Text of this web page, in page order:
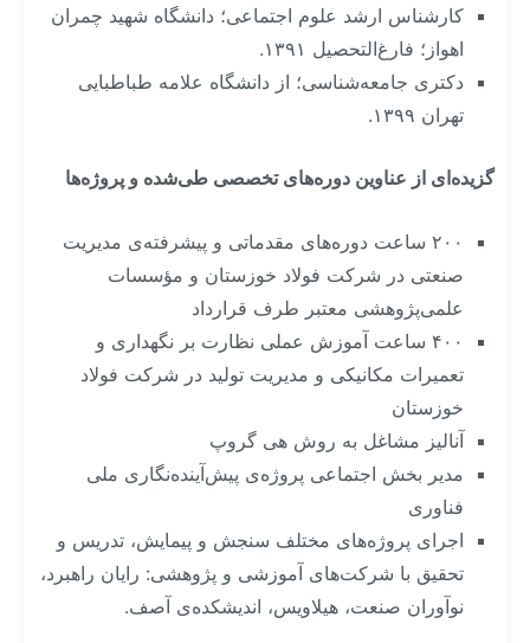
کارشناس ارشد علوم اجتماعی؛ دانشگاه شهید چمران
اهواز؛ فارغ‌التحصیل ۱۳۹۱.
دکتری جامعه‌شناسی؛ از دانشگاه علامه طباطبایی
تهران ۱۳۹۹.
گزیده‌ای از عناوین دوره‌های تخصصی طی‌شده و پروژه‌ها
۲۰۰ ساعت دوره‌های مقدماتی و پیشرفته‌ی مدیریت
صنعتی در شرکت فولاد خوزستان و مؤسسات
علمی‌پژوهشی معتبر طرف قرارداد
۴۰۰ ساعت آموزش عملی نظارت بر نگهداری و
تعمیرات مکانیکی و مدیریت تولید در شرکت فولاد
خوزستان
آنالیز مشاغل به روش هی گروپ
مدیر بخش اجتماعی پروژه‌ی پیش‌آینده‌نگاری ملی
فناوری
اجرای پروژه‌های مختلف سنجش و پیمایش، تدریس و
تحقیق با شرکت‌های آموزشی و پژوهشی: رایان راهبرد،
نوآوران صنعت، هیلاویس، اندیشکده‌ی آصف.